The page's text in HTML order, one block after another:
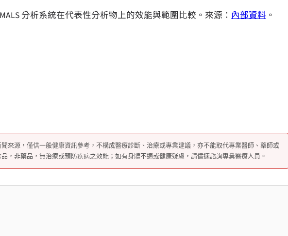
分析系統在代表性分析物上的效能與範圍比較。來源： 內部資料 。
來源，僅供一般健康資訊參考，不構成醫療診斷、治療或專業建議，亦不能取代專業醫師、藥師或
，非藥品，無治療或預防疾病之效能；如有身體不適或健康疑慮，請儘速諮詢專業醫療人員。